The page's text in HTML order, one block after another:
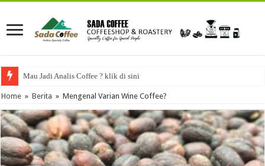
Mau Jadi Analis Coffee ? klik di sini
Home » Berita » Mengenal Varian Wine Coffee?